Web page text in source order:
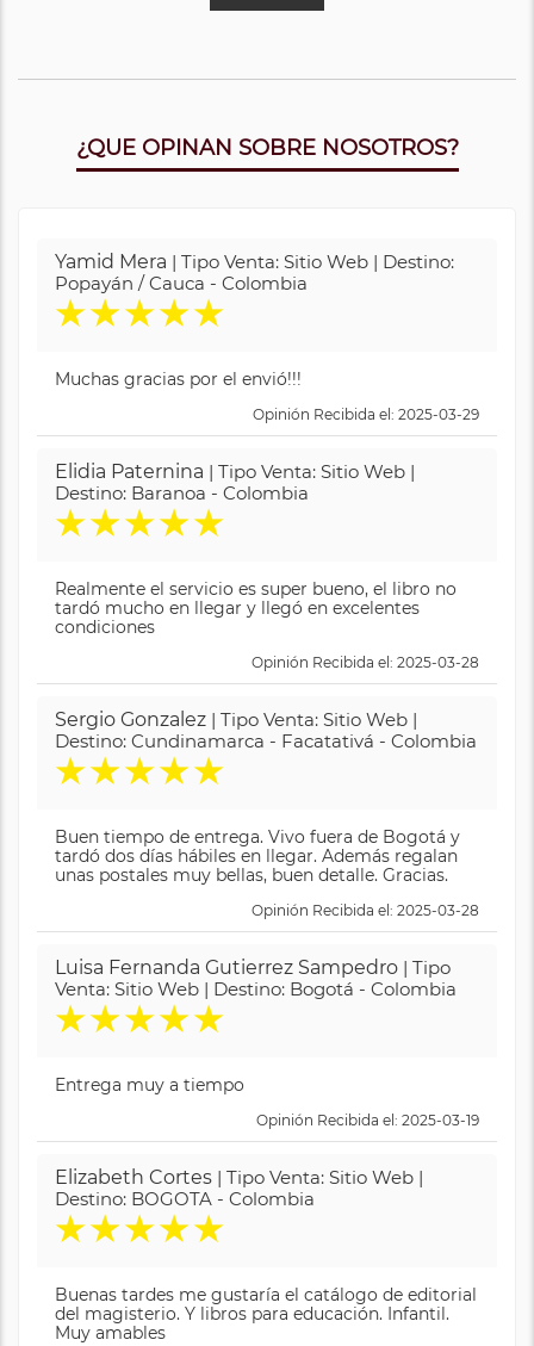
¿QUE OPINAN SOBRE NOSOTROS?
Yamid Mera | Tipo Venta: Sitio Web | Destino:
Popayán / Cauca - Colombia
★★★★★
Muchas gracias por el envió!!!
Opinión Recibida el: 2025-03-29
Elidia Paternina | Tipo Venta: Sitio Web |
Destino: Baranoa - Colombia
★★★★★
Realmente el servicio es super bueno, el libro no
tardó mucho en llegar y llegó en excelentes
condiciones
Opinión Recibida el: 2025-03-28
Sergio Gonzalez | Tipo Venta: Sitio Web |
Destino: Cundinamarca - Facatativá - Colombia
★★★★★
Buen tiempo de entrega. Vivo fuera de Bogotá y
tardó dos días hábiles en llegar. Además regalan
unas postales muy bellas, buen detalle. Gracias.
Opinión Recibida el: 2025-03-28
Luisa Fernanda Gutierrez Sampedro | Tipo
Venta: Sitio Web | Destino: Bogotá - Colombia
★★★★★
Entrega muy a tiempo
Opinión Recibida el: 2025-03-19
Elizabeth Cortes | Tipo Venta: Sitio Web |
Destino: BOGOTA - Colombia
★★★★★
Buenas tardes me gustaría el catálogo de editorial
del magisterio. Y libros para educación. Infantil.
Muy amables